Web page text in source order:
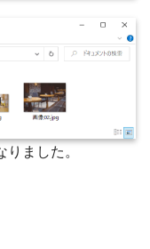
ました。